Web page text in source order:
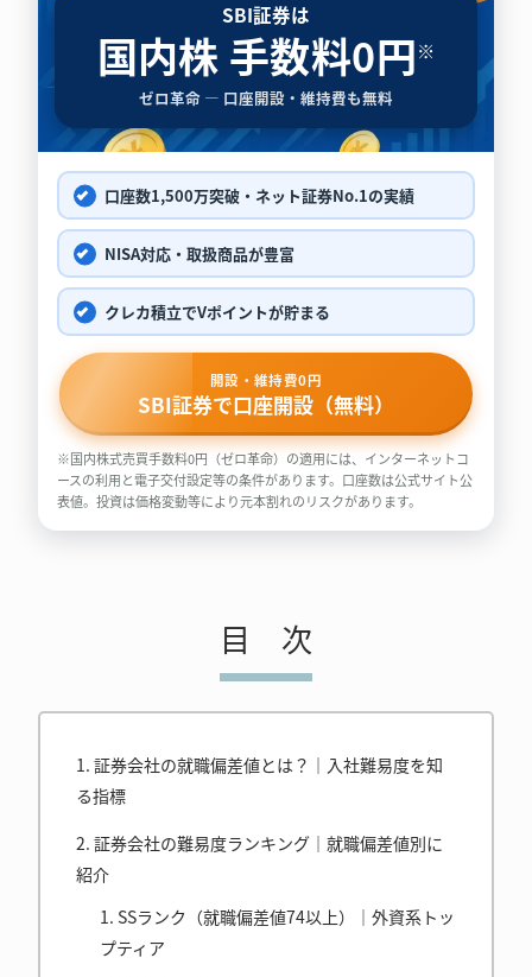
SBI証券は
国内株 手数料0円※
ゼロ革命 ― 口座開設・維持費も無料
口座数1,500万突破・ネット証券No.1の実績
NISA対応・取扱商品が豊富
クレカ積立でVポイントが貯まる
開設・維持費0円
SBI証券で口座開設（無料）
※国内株式売買手数料0円（ゼロ革命）の適用には、インターネットコ
ースの利用と電子交付設定等の条件があります。口座数は公式サイト公
表値。投資は価格変動等により元本割れのリスクがあります。
目次
証券会社の就職偏差値とは？｜入社難易度を知
る指標
証券会社の難易度ランキング｜就職偏差値別に
紹介
SSランク（就職偏差値74以上）｜外資系トッ
プティア